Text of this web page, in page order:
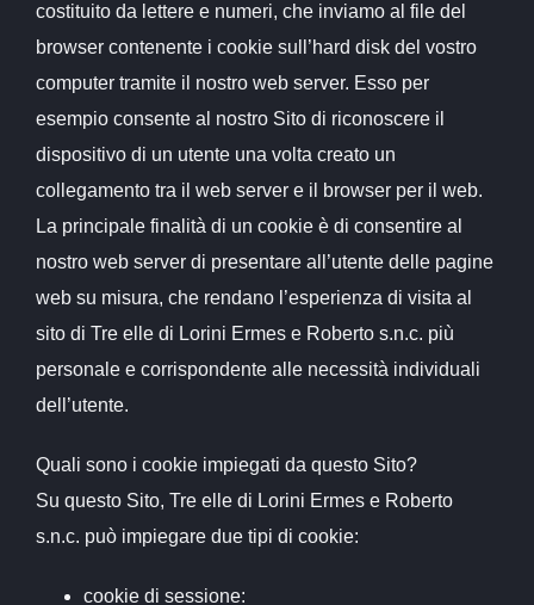
costituito da lettere e numeri, che inviamo al file del
browser contenente i cookie sull’hard disk del vostro
computer tramite il nostro web server. Esso per
esempio consente al nostro Sito di riconoscere il
dispositivo di un utente una volta creato un
collegamento tra il web server e il browser per il web.
La principale finalità di un cookie è di consentire al
nostro web server di presentare all’utente delle pagine
web su misura, che rendano l’esperienza di visita al
sito di Tre elle di Lorini Ermes e Roberto s.n.c. più
personale e corrispondente alle necessità individuali
dell’utente.
Quali sono i cookie impiegati da questo Sito?
Su questo Sito, Tre elle di Lorini Ermes e Roberto
s.n.c. può impiegare due tipi di cookie:
cookie di sessione: